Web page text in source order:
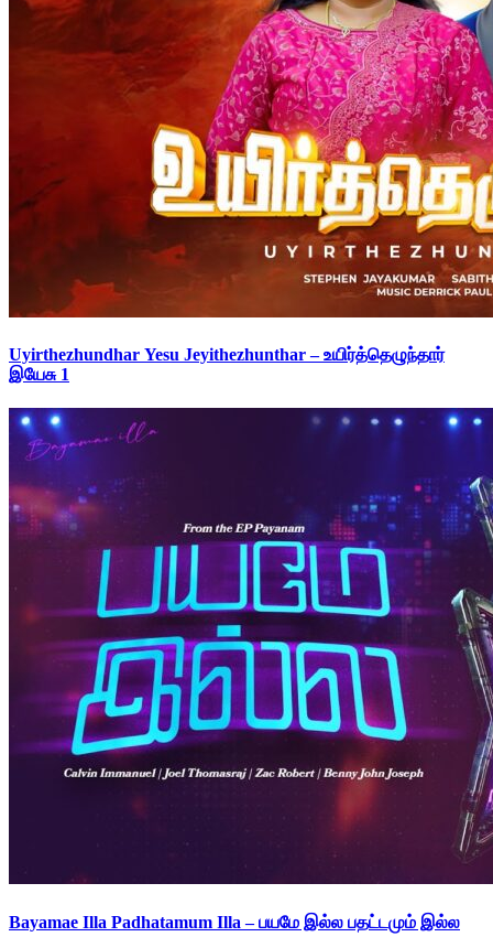
Uyirthezhundhar Yesu Jeyithezhunthar – உயிர்த்தெழுந்தார்
இயேசு 1
Bayamae Illa Padhatamum Illa – பயமே இல்ல பதட்டமும் இல்ல